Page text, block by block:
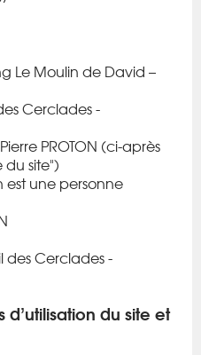
Le Moulin de David –
Cerclades -
PROTON (ci-après
site")
est une personne
des Cerclades -
du site et